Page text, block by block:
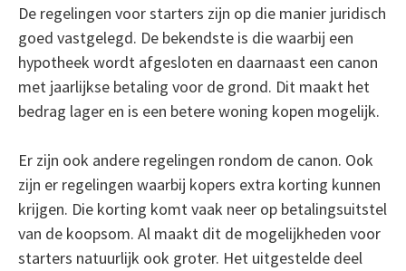
De regelingen voor starters zijn op die manier juridisch
goed vastgelegd. De bekendste is die waarbij een
hypotheek wordt afgesloten en daarnaast een canon
met jaarlijkse betaling voor de grond. Dit maakt het
bedrag lager en is een betere woning kopen mogelijk.
Er zijn ook andere regelingen rondom de canon. Ook
zijn er regelingen waarbij kopers extra korting kunnen
krijgen. Die korting komt vaak neer op betalingsuitstel
van de koopsom. Al maakt dit de mogelijkheden voor
starters natuurlijk ook groter. Het uitgestelde deel